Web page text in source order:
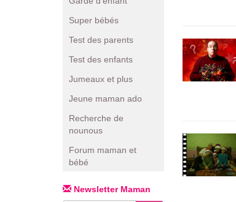
Super bébés
Test des parents
Test des enfants
Jumeaux et plus
Jeune maman ado
Recherche de
nounous
Forum maman et
bébé
Newsletter Maman